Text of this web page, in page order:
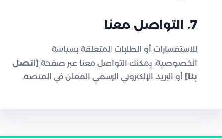
7. التواصل معنا
للاستفسارات أو الطلبات المتعلقة بسياسة
الخصوصية، يمكنك التواصل معنا عبر صفحة [اتصل
بنا] أو البريد الإلكتروني الرسمي المعلن في المنصة.